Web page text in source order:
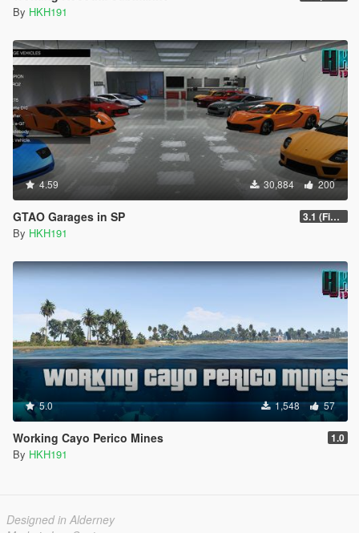
By HKH191
4.59 30,884 200
GTAO Garages in SP 3.1 (Fixed Script crash on Invalid Vehicle)
By HKH191
5.0 1,548 57
Working Cayo Perico Mines 1.0
By HKH191
Designed in Alderney